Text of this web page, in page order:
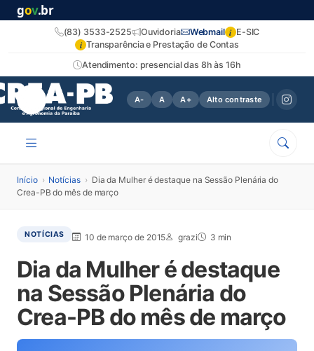
gov.br
Atendimento: presencial das 8h às 16h
(83) 3533-2525 Ouvidoria Webmail i E-SIC
i Transparência e Prestação de Contas
A- A A+ Alto contraste
Início › Notícias › Dia da Mulher é destaque na Sessão Plenária do
Crea-PB do mês de março
NOTÍCIAS 10 de março de 2015 grazi 3 min
Dia da Mulher é destaque
na Sessão Plenária do
Crea-PB do mês de março